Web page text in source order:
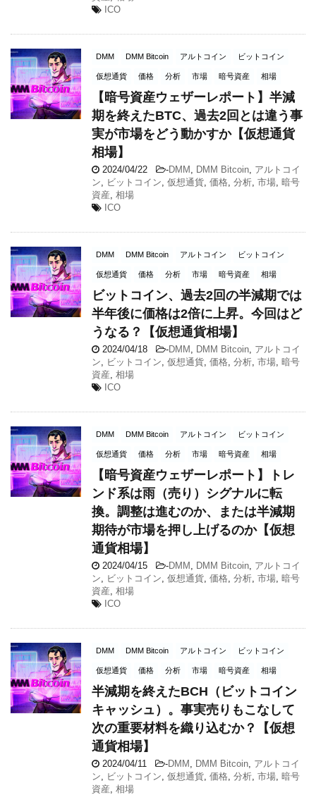
ICO
DMM DMM Bitcoin アルトコイン ビットコイン
仮想通貨 価格 分析 市場 暗号資産 相場
【暗号資産ウェザーレポート】半減
期を終えたBTC、過去2回とは違う事
実が市場をどう動かすか【仮想通貨
相場】
2024/04/22 -DMM DMM Bitcoin アルトコイ
ン
ビットコイン 仮想通貨 価格 分析 市場 暗号
資産 相場
ICO
DMM DMM Bitcoin アルトコイン ビットコイン
仮想通貨 価格 分析 市場 暗号資産 相場
ビットコイン、過去2回の半減期では
半年後に価格は2倍に上昇。今回はど
うなる？【仮想通貨相場】
2024/04/18 -DMM DMM Bitcoin アルトコイ
ン
ビットコイン 仮想通貨 価格 分析 市場 暗号
資産 相場
ICO
DMM DMM Bitcoin アルトコイン ビットコイン
仮想通貨 価格 分析 市場 暗号資産 相場
【暗号資産ウェザーレポート】トレ
ンド系は雨（売り）シグナルに転
換。調整は進むのか、または半減期
期待が市場を押し上げるのか【仮想
通貨相場】
2024/04/15 -DMM DMM Bitcoin アルトコイ
ン
ビットコイン 仮想通貨 価格 分析 市場 暗号
資産 相場
ICO
DMM DMM Bitcoin アルトコイン ビットコイン
仮想通貨 価格 分析 市場 暗号資産 相場
半減期を終えたBCH（ビットコイン
キャッシュ）。事実売りもこなして
次の重要材料を織り込むか？【仮想
通貨相場】
2024/04/11 -DMM DMM Bitcoin アルトコイ
ン
ビットコイン 仮想通貨 価格 分析 市場 暗号
資産 相場